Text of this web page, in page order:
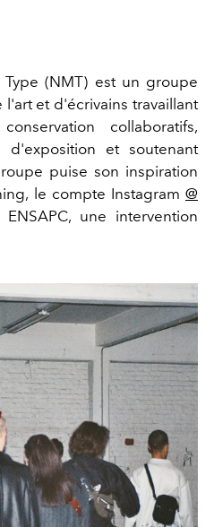
(NMT) est un groupe
et d'écrivains travaillant
collaboratifs,
d'exposition et soutenant
puise son inspiration
le compte Instagram @
une intervention